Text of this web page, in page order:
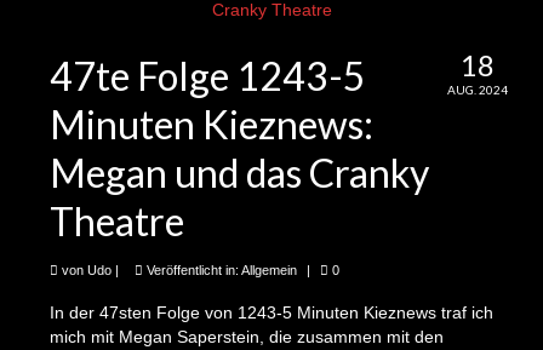
Schauspiel
Shop
1243-5 Minuten Kieznews
2te Folge: Adelheid und das Gesamtprojekt
3te Folge: Claire und Jan Willem und das
Projekt Schattenfänger
18
AUG. 2024
47te Folge 1243-5
Minuten Kieznews:
Megan und das Cranky
Theatre
von Udo | Veröffentlicht in: Allgemein | 0
In der 47sten Folge von 1243-5 Minuten Kieznews traf ich
mich mit Megan Saperstein, die zusammen mit den